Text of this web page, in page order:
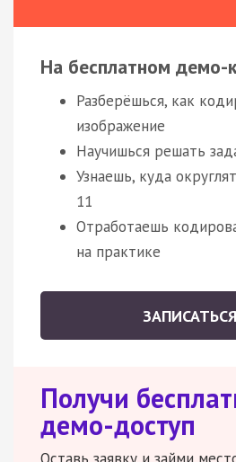
На бесплатном демо-
Разберёшься, как
изображение
Научишься решать
Узнаешь, куда
11
Отработаешь
на практике
ЗАПИСАТЬСЯ
Получи
демо-доступ
Оставь заявку и займи